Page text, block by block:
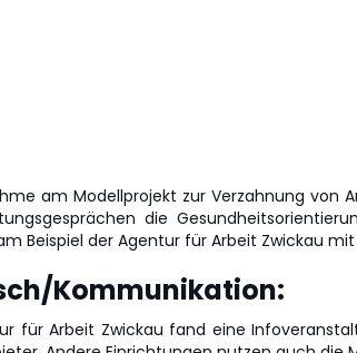
am Modellprojekt zur Verzahnung von
die
Beispiel der Agentur für Arbeit Zwickau
Kommunikation:
für Arbeit Zwickau fand eine